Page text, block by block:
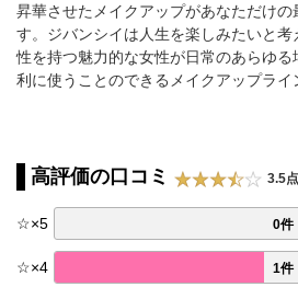
昇華させたメイクアップがあなただけの
す。ジバンシイは人生を楽しみたいと
性を持つ魅力的な女性が日常のあらゆ
利に使うことのできるメイクアップライ
高評価の口コミ 3.5
☆×5 0件
☆×4 1件